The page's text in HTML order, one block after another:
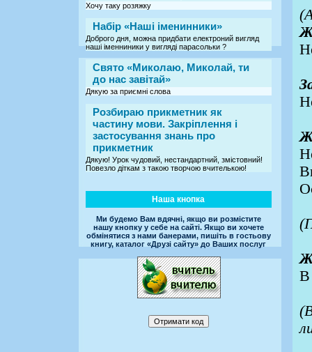
Хочу таку розяжку
Набір «Наші іменинники»
Доброго дня, можна придбати електроний вигляд
наші іменниники у вигляді парасольки ?
Свято «Миколаю, Миколай, ти
до нас завітай»
Дякую за приємні слова
Розбираю прикметник як
частину мови. Закріплення і
застосування знань про
прикметник
Дякую! Урок чудовий, нестандартний, змістовний!
Повезло діткам з такою творчою вчителькою!
Наша кнопка
Ми будемо Вам вдячні, якщо ви розмістите
нашу кнопку у себе на сайті. Якщо ви хочете
обмінятися з нами банерами, пишіть в гостьову
книгу, каталог «Друзі сайту» до Ваших послуг
В